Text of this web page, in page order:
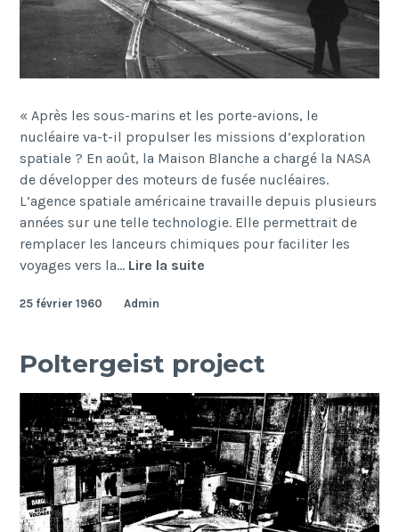
« Après les sous-marins et les porte-avions, le
nucléaire va-t-il propulser les missions d’exploration
spatiale ? En août, la Maison Blanche a chargé la NASA
de développer des moteurs de fusée nucléaires.
L’agence spatiale américaine travaille depuis plusieurs
années sur une telle technologie. Elle permettrait de
remplacer les lanceurs chimiques pour faciliter les
voyages vers la… Lire la suite
25 février 1960 Admin
Poltergeist project